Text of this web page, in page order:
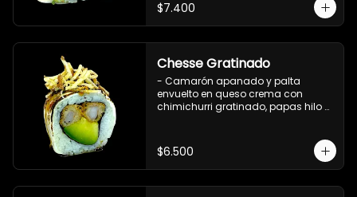
$7.400
Chesse Gratinado
- Camarón apanado y palta
envuelto en queso crema con
chimichurri gratinado, papas hilo y
$6.500